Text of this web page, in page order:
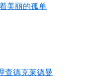
美丽的孤单
查德克莱德曼